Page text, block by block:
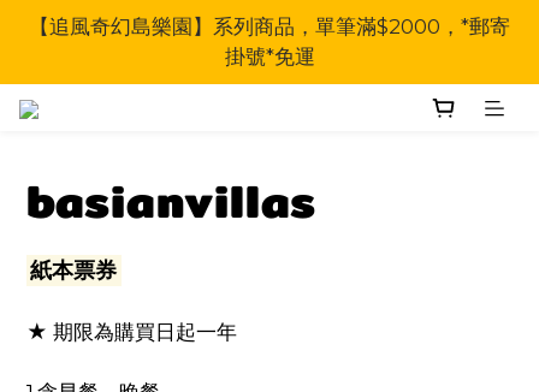
【追風奇幻島樂園】系列商品，單筆滿$2000，*郵寄
掛號*免運
basianvillas
紙本票券
★ 期限為購買日起一年